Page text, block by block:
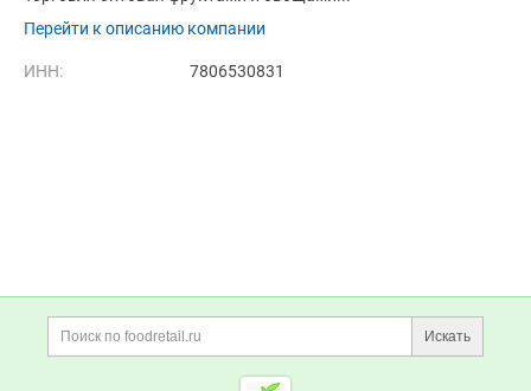
Перейти к описанию компании
ИНН: 7806530831
Дополнительная информация
Поиск по сайту и
Искать